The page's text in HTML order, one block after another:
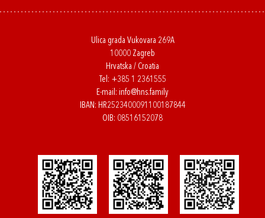
Ulica grada Vukovara 269A
10000 Zagreb
Hrvatska / Croatia
Tel: +385 1 2361555
E-mail: info@hns.family
IBAN: HR2523400091100187844
OIB: 08516152078